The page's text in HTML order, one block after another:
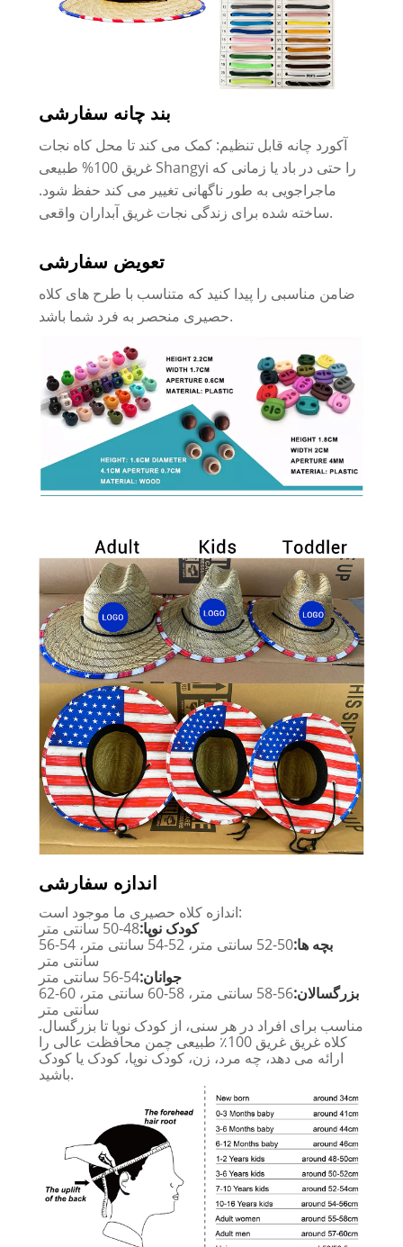
بند چانه سفارشی
آکورد چانه قابل تنظیم: کمک می کند تا محل کاه نجات
غریق 100% طبیعی Shangyi را حتی در باد یا زمانی که
ماجراجویی به طور ناگهانی تغییر می کند حفظ شود.
ساخته شده برای زندگی نجات غریق آبداران واقعی.
تعویض سفارشی
ضامن مناسبی را پیدا کنید که متناسب با طرح های کلاه
حصیری منحصر به فرد شما باشد.
اندازه سفارشی
اندازه کلاه حصیری ما موجود است:
کودک نوپا:48-50 سانتی متر
بچه ها:
50-52 سانتی متر، 52-54 سانتی متر، 54-56
سانتی متر
جوانان:54-56 سانتی متر
بزرگسالان:
56-58 سانتی متر، 58-60 سانتی متر، 60-62
سانتی متر
مناسب برای افراد در هر سنی، از کودک نوپا تا بزرگسال.
کلاه غریق غریق 100٪ طبیعی چمن محافظت عالی را
ارائه می دهد، چه مرد، زن، کودک نوپا، کودک یا کودک
باشید.